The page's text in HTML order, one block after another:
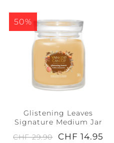
50%
Glistening Leaves
Signature Medium Jar
CHF 29.90
CHF 14.95